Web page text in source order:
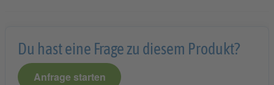
Du hast eine Frage zu diesem Produkt?
Anfrage starten